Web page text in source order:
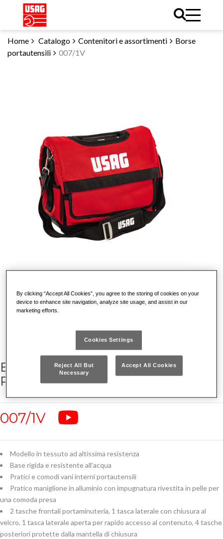
Home Catalogo Contenitori e assortimenti
Borse
portautensili
007/1V
BORSA PROFESSIONALE
PORTAUTENSILI (VUOTA)
007/1V
Modello in tessuto ad altissima resistenza
Base rigida e resistente all'acqua
Pratici e comodi vani interni portautensili
Pratico maniglione in alluminio con impugnatura rivestita in pelle per
una comoda presa
2 tasche frontali portaminuteria, 1 tasca laterale con chiusura al
velcro, 1 tasca laterale aperta per rapido accesso al contenuto, 4 tasche
posteriori protette dalla mantella di chiusura
By clicking “Accept All Cookies”, you agree to the storing of cookies on your
device to enhance site navigation, analyze site usage, and assist in our
marketing efforts.
Cookies Settings
Reject All But
Necessary
Accept All Cookies